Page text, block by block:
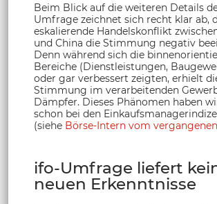
Beim Blick auf die weiteren Details
Umfrage zeichnet sich recht klar ab,
eskalierende Handelskonflikt
und China die Stimmung negativ
Denn während sich die
Bereiche (Dienstleistungen,
oder gar verbessert zeigten, erhielt
Stimmung im verarbeitenden
Dämpfer. Dieses Phänomen haben
schon bei den
(siehe Börse-Intern vom
ifo-Umfrage liefert
neuen Erkenntnisse